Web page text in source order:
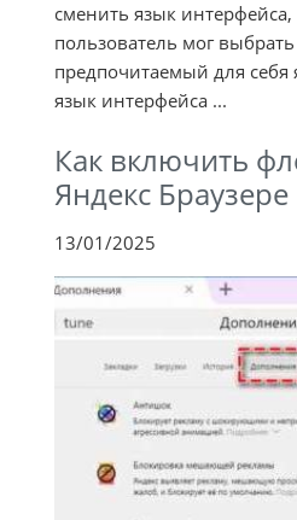
сменить язык
пользователь мог
предпочитаемый для себя
язык интерфейса ...
Как включить
Яндекс Браузере
13/01/2025